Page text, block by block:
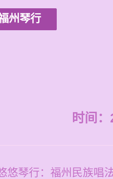
州琴行
时间
悠琴行：福州民族唱